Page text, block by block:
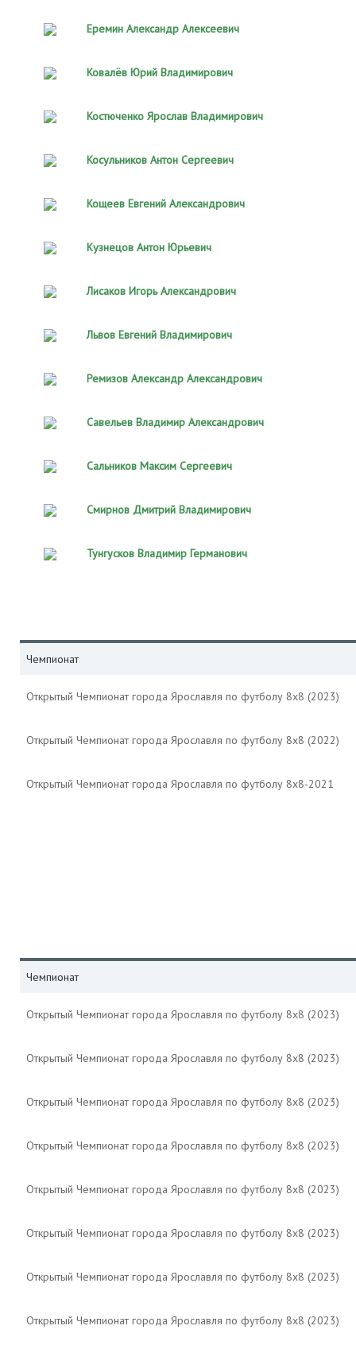
Еремин Александр Алексеевич
Ковалёв Юрий Владимирович
Костюченко Ярослав Владимирович
Косульников Антон Сергеевич
Кощеев Евгений Александрович
Кузнецов Антон Юрьевич
Лисаков Игорь Александрович
Львов Евгений Владимирович
Ремизов Александр Александрович
Савельев Владимир Александрович
Сальников Максим Сергеевич
Смирнов Дмитрий Владимирович
Тунгусков Владимир Германович
Чемпионат
Открытый Чемпионат города Ярославля по футболу 8х8 (2023)
Открытый Чемпионат города Ярославля по футболу 8х8 (2022)
Открытый Чемпионат города Ярославля по футболу 8х8-2021
Чемпионат
Открытый Чемпионат города Ярославля по футболу 8х8 (2023)
Открытый Чемпионат города Ярославля по футболу 8х8 (2023)
Открытый Чемпионат города Ярославля по футболу 8х8 (2023)
Открытый Чемпионат города Ярославля по футболу 8х8 (2023)
Открытый Чемпионат города Ярославля по футболу 8х8 (2023)
Открытый Чемпионат города Ярославля по футболу 8х8 (2023)
Открытый Чемпионат города Ярославля по футболу 8х8 (2023)
Открытый Чемпионат города Ярославля по футболу 8х8 (2023)